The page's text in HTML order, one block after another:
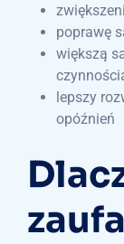
poprawę
większą
lepszy
opóźnień